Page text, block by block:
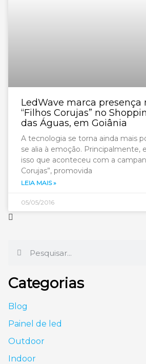
LedWave marca presença
“Filhos Corujas” no
das Águas, em Goiânia
A tecnologia se torna ainda mais
se alia à emoção. Principalmente,
isso que aconteceu com a
Corujas”, promovida
LEIA MAIS »
05/05/2016
Categorias
Blog
Painel de led
Outdoor
Indoor